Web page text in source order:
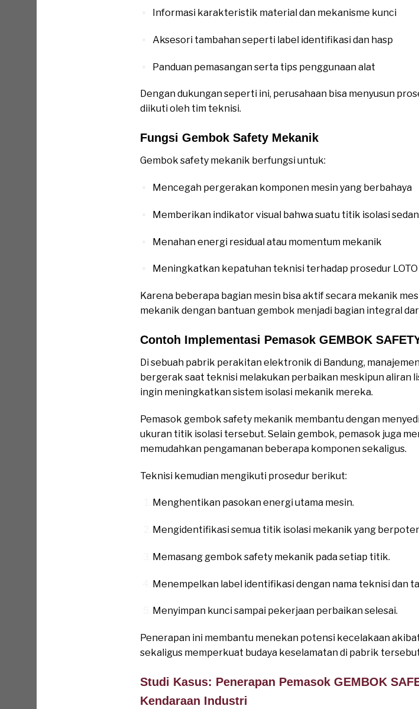
Informasi karakteristik material dan mekanisme kunci
Aksesori tambahan seperti label identifikasi dan hasp
Panduan pemasangan serta tips penggunaan alat
Dengan dukungan seperti ini, perusahaan bisa menyusun
diikuti oleh tim teknisi.
Fungsi Gembok Safety Mekanik
Gembok safety mekanik berfungsi untuk:
Mencegah pergerakan komponen mesin yang berbahaya
Memberikan indikator visual bahwa suatu titik isolasi
Menahan energi residual atau momentum mekanik
Meningkatkan kepatuhan teknisi terhadap prosedur LOTO
Karena beberapa bagian mesin bisa aktif secara mekanik
mekanik dengan bantuan gembok menjadi bagian integral
Contoh Implementasi Pemasok GEMBOK
Di sebuah pabrik perakitan elektronik di Bandung,
bergerak saat teknisi melakukan perbaikan meskipun aliran
ingin meningkatkan sistem isolasi mekanik mereka.
Pemasok gembok safety mekanik membantu dengan
ukuran titik isolasi tersebut. Selain gembok, pemasok juga
memudahkan pengamanan beberapa komponen sekaligus.
Teknisi kemudian mengikuti prosedur berikut:
Menghentikan pasokan energi utama mesin.
Mengidentifikasi semua titik isolasi mekanik yang
Memasang gembok safety mekanik pada setiap titik.
Menempelkan label identifikasi dengan nama teknisi dan
Menyimpan kunci sampai pekerjaan perbaikan selesai.
Penerapan ini membantu menekan potensi kecelakaan
sekaligus memperkuat budaya keselamatan di pabrik
Studi Kasus: Penerapan Pemasok GEMBOK
Kendaraan Industri